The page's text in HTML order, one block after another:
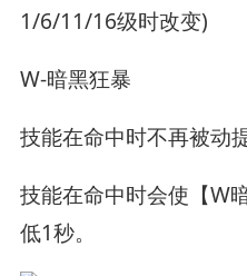
1/6/11/16级时改变)
W-暗黑狂暴
技能在命中时不再被动
技能在命中时会使【W
低1秒。